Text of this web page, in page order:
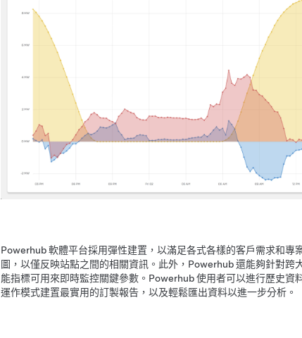
Powerhub 軟體平台採用彈性建置，以滿足各式各樣的客戶需求和專
圖，以僅反映站點之間的相關資訊。此外，Powerhub 還能夠針對跨
能指標可用來即時監控關鍵參數。Powerhub 使用者可以進行歷史資
運作模式建置最實用的訂製報告，以及輕鬆匯出資料以進一步分析。